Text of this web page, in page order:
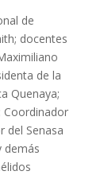
de
docentes
de la
Quenaya;
Coordinador
del Senasa
demás